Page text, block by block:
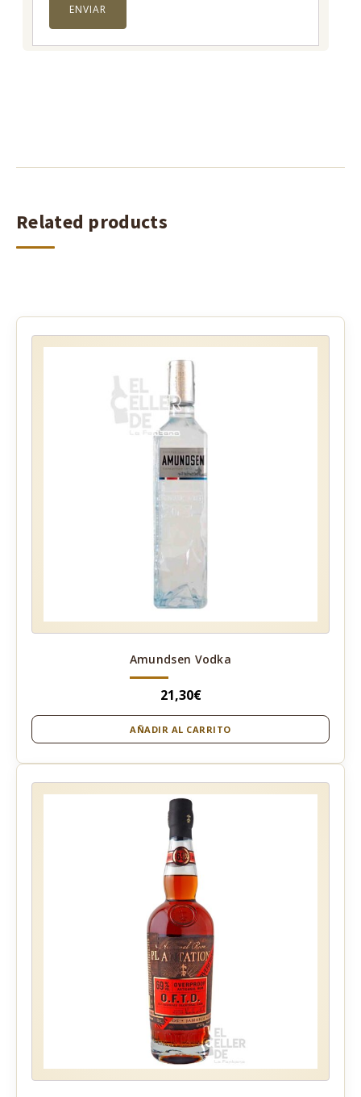
Related products
Amundsen Vodka
21,30€
AÑADIR AL CARRITO